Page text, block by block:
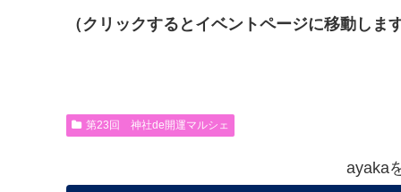
（クリックするとイベントページに移動します
第23回 神社de開運マルシェ
ayaka